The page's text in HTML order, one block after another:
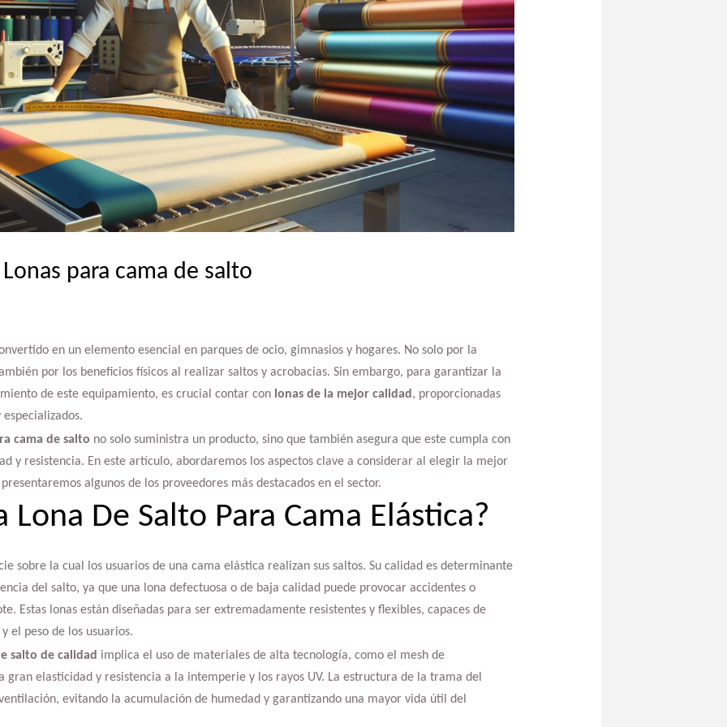
para cama de salto
en un elemento esencial en parques de ocio, gimnasios y hogares. No solo por la
por los beneficios físicos al realizar saltos y acrobacias. Sin embargo, para garantizar la
de este equipamiento, es crucial contar con lonas de la mejor calidad, proporcionadas
cama de salto no solo suministra un producto, sino que también asegura que este cumpla con
y resistencia. En este artículo, abordaremos los aspectos clave a considerar al elegir la mejor
algunos de los proveedores más destacados en el sector.
Lona De Salto Para Cama Elástica?
sobre la cual los usuarios de una cama elástica realizan sus saltos. Su calidad es determinante
del salto, ya que una lona defectuosa o de baja calidad puede provocar accidentes o
Estas lonas están diseñadas para ser extremadamente resistentes y flexibles, capaces de
el peso de los usuarios.
salto de calidad implica el uso de materiales de alta tecnología, como el mesh de
gran elasticidad y resistencia a la intemperie y los rayos UV. La estructura de la trama del
evitando la acumulación de humedad y garantizando una mayor vida útil del